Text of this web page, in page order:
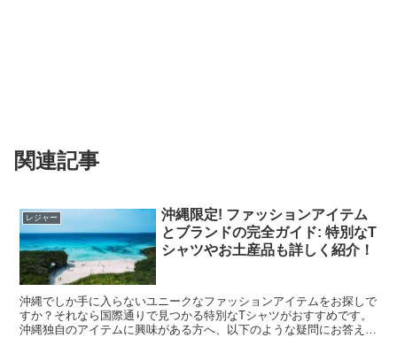
関連記事
レジャー
沖縄限定! ファッションアイテム
とブランドの完全ガイド: 特別なT
シャツやお土産品も詳しく紹介！
沖縄でしか手に入らないユニークなファッションアイテムをお探しで
すか？それなら国際通りで見つかる特別なTシャツがおすすめです。
沖縄独自のアイテムに興味がある方へ、以下のような疑問にお答えし